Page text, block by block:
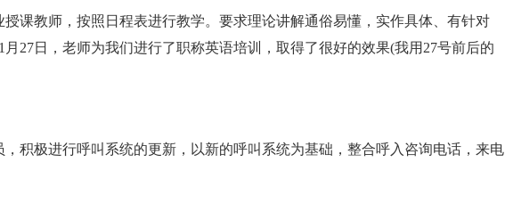
授课教师，按照日程表进行教学。要求理论讲解通俗易懂，实作具体、有针对
27日，老师为我们进行了职称英语培训，取得了很好的效果(我用27号前后的
，积极进行呼叫系统的更新，以新的呼叫系统为基础，整合呼入咨询电话，来电